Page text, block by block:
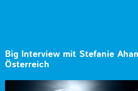
Big Interview mit Stefanie
Österreich